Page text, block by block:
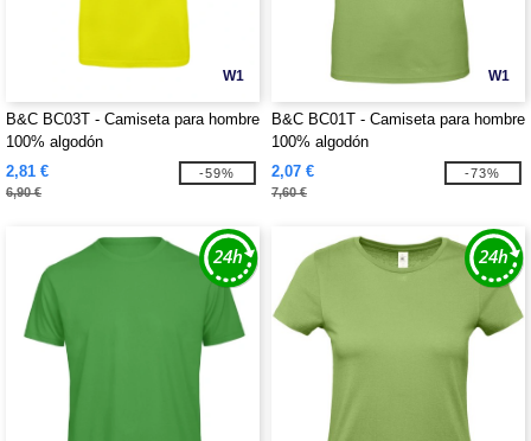
W1
B&C BC03T - Camiseta para hombre
100% algodón
2,81 €
6,90 €
-59%
W1
B&C BC01T - Camiseta para hombre
100% algodón
2,07 €
7,60 €
-73%